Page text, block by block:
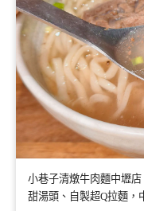
小巷子清燉牛肉麵中壢
甜湯頭、自製超Q拉麵，